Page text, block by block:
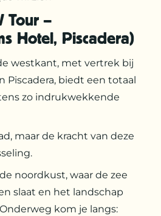
Tour –
Hotel, Piscadera)
westkant, met vertrek bij
Piscadera, biedt een totaal
zo indrukwekkende
maar de kracht van deze
noordkust, waar de zee
slaat en het landschap
kom je langs: